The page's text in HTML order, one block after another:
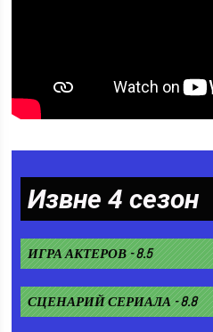
Извне 4 сезон
ИГРА АКТЕРОВ - 8.5
СЦЕНАРИЙ СЕРИАЛА - 8.8